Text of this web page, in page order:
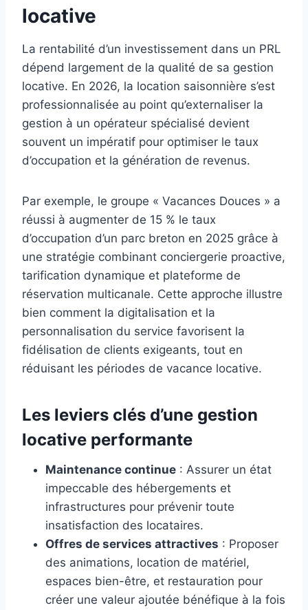
locative
La rentabilité d’un investissement dans un PRL
dépend largement de la qualité de sa gestion
locative. En 2026, la location saisonnière s’est
professionnalisée au point qu’externaliser la
gestion à un opérateur spécialisé devient
souvent un impératif pour optimiser le taux
d’occupation et la génération de revenus.
Par exemple, le groupe « Vacances Douces » a
réussi à augmenter de 15 % le taux
d’occupation d’un parc breton en 2025 grâce à
une stratégie combinant conciergerie proactive,
tarification dynamique et plateforme de
réservation multicanale. Cette approche illustre
bien comment la digitalisation et la
personnalisation du service favorisent la
fidélisation de clients exigeants, tout en
réduisant les périodes de vacance locative.
Les leviers clés d’une gestion
locative performante
Maintenance continue : Assurer un état
impeccable des hébergements et
infrastructures pour prévenir toute
insatisfaction des locataires.
Offres de services attractives : Proposer
des animations, location de matériel,
espaces bien-être, et restauration pour
créer une valeur ajoutée bénéfique à la fois